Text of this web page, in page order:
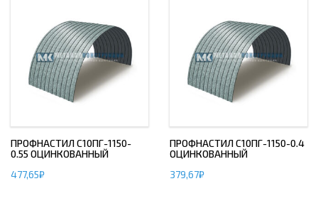
ПРОФНАСТИЛ С10ПГ-1150-
0.55 ОЦИНКОВАННЫЙ
477,65₽
ПРОФНАСТИЛ С10ПГ-1150-0.4
ОЦИНКОВАННЫЙ
379,67₽